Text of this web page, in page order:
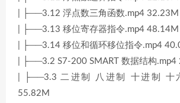
| ├──3.12 浮点数三角函数.mp4 32.23M
| ├──3.13 移位寄存器指令.mp4 48.14M
| ├──3.14 移位和循环移位指令.mp4
| ├──3.2 S7-200 SMART 数据结构.mp4
| ├──3.3 二进制 八进制 十进制 十
55.82M